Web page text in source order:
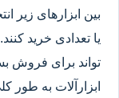
بین ابزارهای زیر
یا تعدادی خرید
تواند برای فروش
ابزارآلات به طور